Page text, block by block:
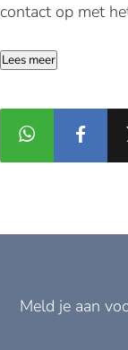
contact op met
Lees meer
Meld je aan